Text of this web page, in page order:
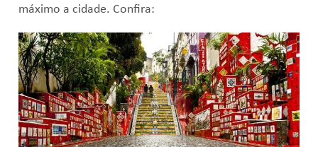
máximo a cidade. Confira: